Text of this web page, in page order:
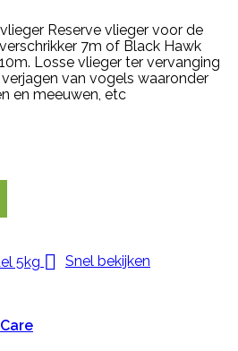
Reserve vlieger voor de
7m of Black Hawk
Losse vlieger ter vervanging
van vogels waaronder
en meeuwen, etc

Snel bekijken